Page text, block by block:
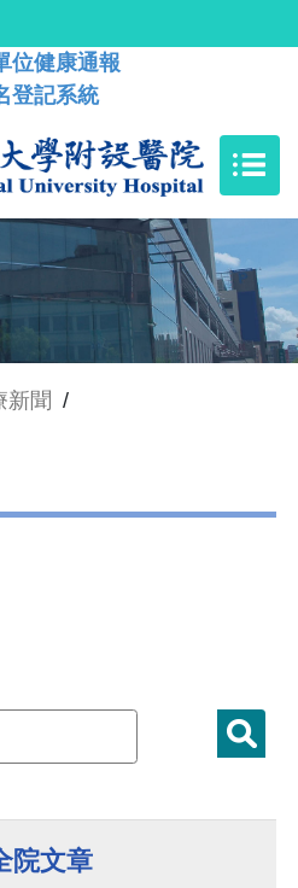
位健康通報
登記系統
新聞 /
院文章